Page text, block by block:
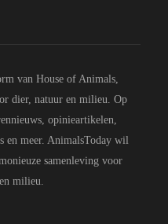
van House of Animals,
dier, natuur en milieu. Op
opinieartikelen,
en meer. AnimalsToday wil
samenleving voor
milieu.